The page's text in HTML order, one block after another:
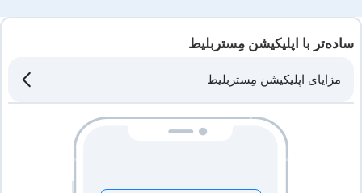
ساده‌تر با اپلیکیشن مِستربلیط
مزایای اپلیکیشن مِستربلیط